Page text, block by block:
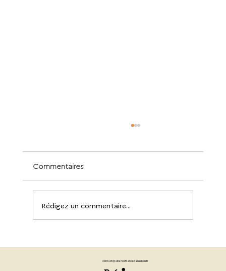
Commentaires
Rédigez un commentaire...
contact@alliancefrancecaissebois.fr